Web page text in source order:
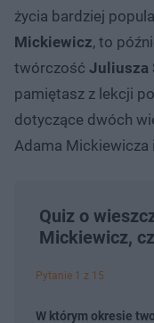
życia bardziej
Mickiewicz, to
twórczość Juliusza
pamiętasz z lekcji
dotyczące dwóch
Adama Mickiewicza
Quiz o
Mickiewicz,
Pytanie 1 z 15
W którym okresie